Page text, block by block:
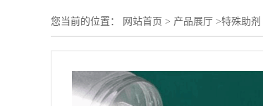
您当前的位置： 网站首页 > 产品展厅 >特殊助剂